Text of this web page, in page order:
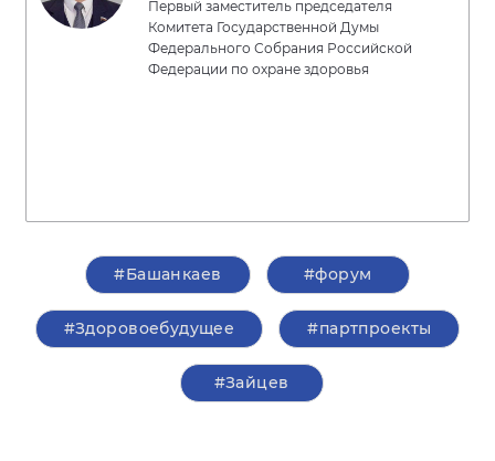
Первый заместитель председателя
Комитета Государственной Думы
Федерального Собрания Российской
Федерации по охране здоровья
#Башанкаев #форум
#Здоровоебудущее #партпроекты
#Зайцев